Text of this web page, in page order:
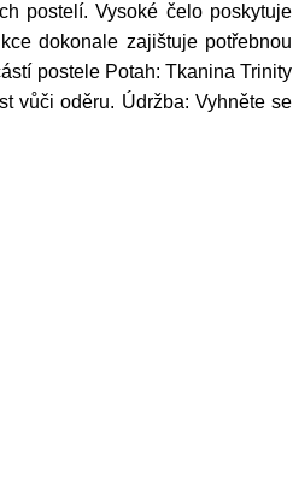
postelí. Vysoké čelo poskytuje
dokonale zajištuje potřebnou
postele Potah: Tkanina Trinity
vůči oděru. Údržba: Vyhněte se